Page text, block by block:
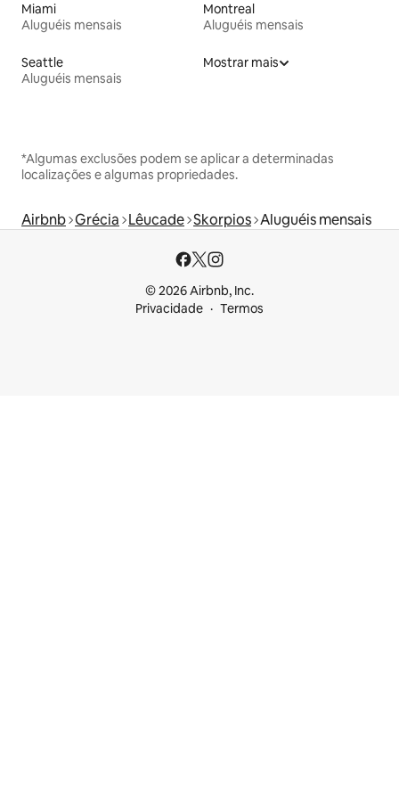
Miami
Aluguéis mensais
Montreal
Aluguéis mensais
Seattle
Aluguéis mensais
Mostrar mais
*Algumas exclusões podem se aplicar a determinadas
localizações e algumas propriedades.
Airbnb Grécia Lêucade Skorpios Aluguéis mensais
© 2026 Airbnb, Inc.
Privacidade
Termos